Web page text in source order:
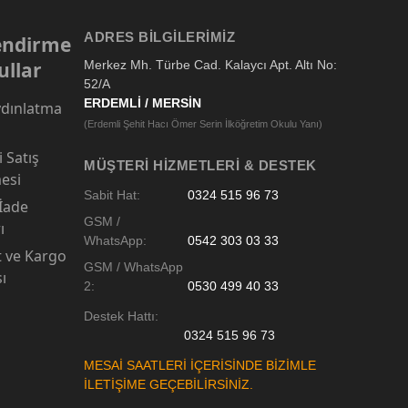
ve Kargo
ADRES BILGILERIMIZ
Merkez Mh. Türbe Cad. Kalaycı Apt. Altı No:
52/A
ERDEMLİ / MERSİN
(Erdemli Şehit Hacı Ömer Serin İlköğretim Okulu Yanı)
MÜŞTERI HIZMETLERI & DESTEK
Sabit Hat:
0324 515 96 73
GSM /
WhatsApp:
0542 303 03 33
GSM / WhatsApp
2:
0530 499 40 33
Destek Hattı:
0324 515 96 73
MESAİ SAATLERİ İÇERİSİNDE BİZİMLE
İLETİŞİME GEÇEBİLİRSİNİZ.